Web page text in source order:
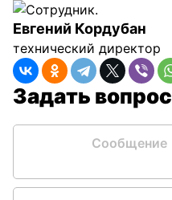
Евгений Кордубан
технический директор
Задать вопрос